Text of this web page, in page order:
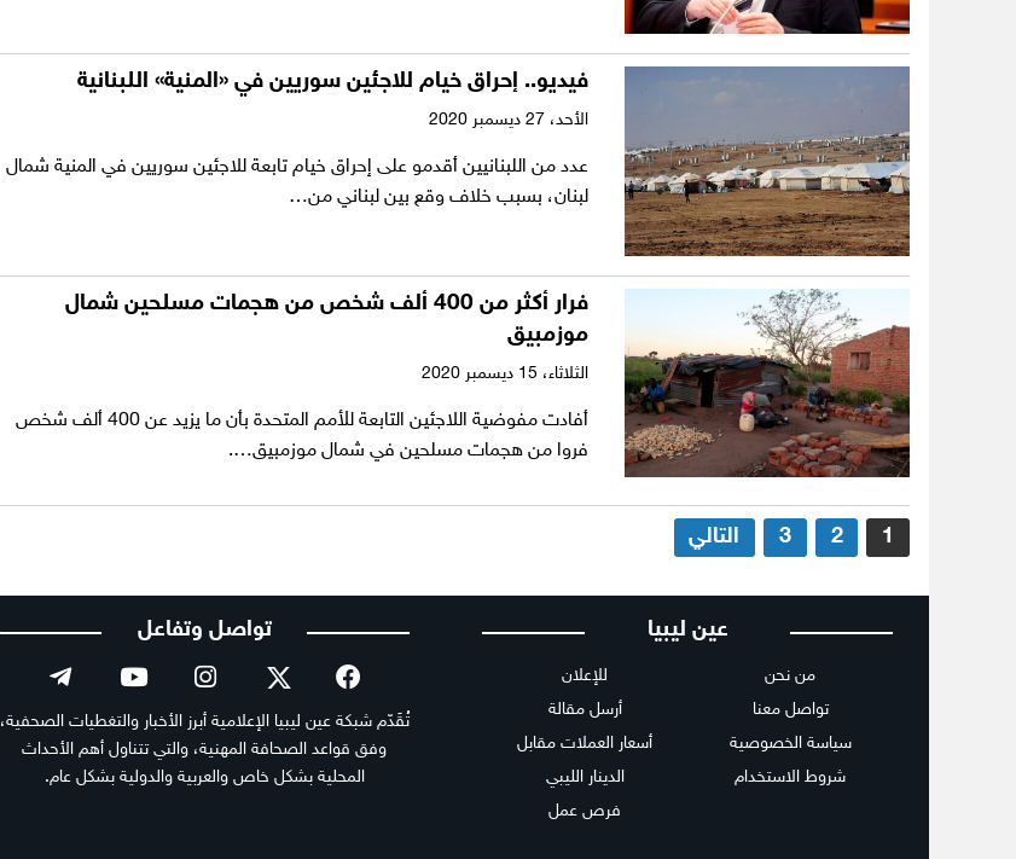
فيديو.. إحراق خيام للاجئين سوريين في «المنية» اللبنانية
الأحد،
عدد من اللبنانيين أقدمو على إحراق خيام تابعة للاجئين سوريين في المنية شمال
لبنان، بسبب خلاف وقع بين لبناني من…
فرار أكثر من 400 ألف شخص من هجمات مسلحين شمال
موزمبيق
الثلاثاء،
أفادت مفوضية اللاجئين التابعة للأمم المتحدة بأن ما يزيد عن 400 ألف شخص
فروا من هجمات مسلحين في شمال موزمبيق….
تعدد
المقالات
1
2
3 التالي
عين ليبيا
من نحن
تواصل معنا
سياسة الخصوصية
شروط الاستخدام
للإعلان
أرسل مقالة
أسعار العملات مقابل
الدينار الليبي
فرص عمل
تواصل وتفاعل
تُقَدّم شبكة عين ليبيا الإعلامية أبرز الأخبار والتغطيات الصحفية،
وفق قواعد الصحافة المهنية، والتي تتناول أهم الأحداث
المحلية بشكل خاص والعربية والدولية بشكل عام.